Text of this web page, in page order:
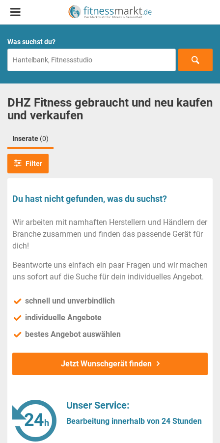
Was suchst du?
DHZ Fitness gebraucht und neu kaufen
und verkaufen
Inserate (0)
Filter
Du hast nicht gefunden, was du suchst?
Wir arbeiten mit namhaften Herstellern und Händlern der
Branche zusammen und finden das passende Gerät für
dich!
Beantworte uns einfach ein paar Fragen und wir machen
uns sofort auf die Suche für dein individuelles Angebot.
schnell und unverbindlich
individuelle Angebote
bestes Angebot auswählen
Jetzt Wunschgerät finden
Unser Service:
Bearbeitung innerhalb von 24 Stunden